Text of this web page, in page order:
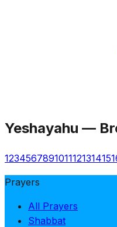
Yeshayahu —
123456789101112131415
Prayers
All Prayers
Shabbat